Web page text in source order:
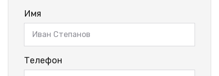
Имя
Телефон